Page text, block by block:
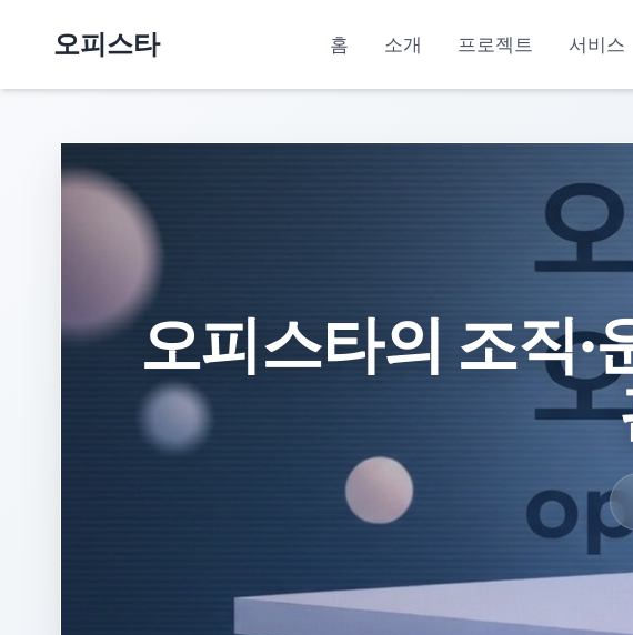
오피스타 홈 소개 프로젝트 서비스
오피스타의 조직